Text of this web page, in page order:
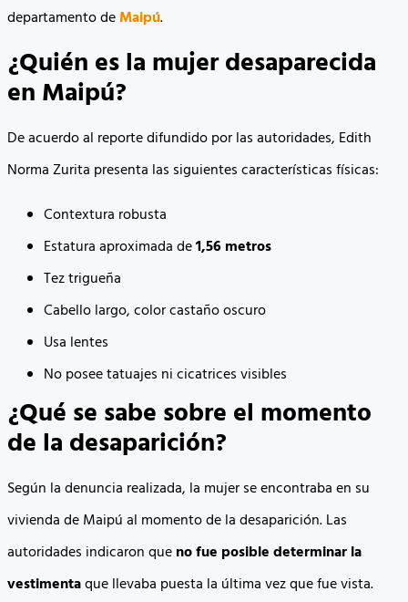
departamento deMaipú.
¿Quién es la mujer desaparecida
en Maipú?
De acuerdo al reporte difundido por las autoridades, Edith
Norma Zurita presenta las siguientes características físicas:
Contextura robusta
Estatura aproximada de1,56 metros
Tez trigueña
Cabello largo, color castaño oscuro
Usa lentes
No posee tatuajes ni cicatrices visibles
¿Qué se sabe sobre el momento
de la desaparición?
Según la denuncia realizada, la mujer se encontraba en su
vivienda de Maipú al momento de la desaparición. Las
autoridades indicaron queno fue posible determinar la
vestimentaque llevaba puesta la última vez que fue vista.